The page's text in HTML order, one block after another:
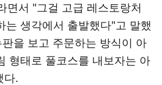
면서 "그걸 고급 레스토랑처
는 생각에서 출발했다"고 말했
을 보고 주문하는 방식이 아
형태로 풀코스를 내보자는 아
다.